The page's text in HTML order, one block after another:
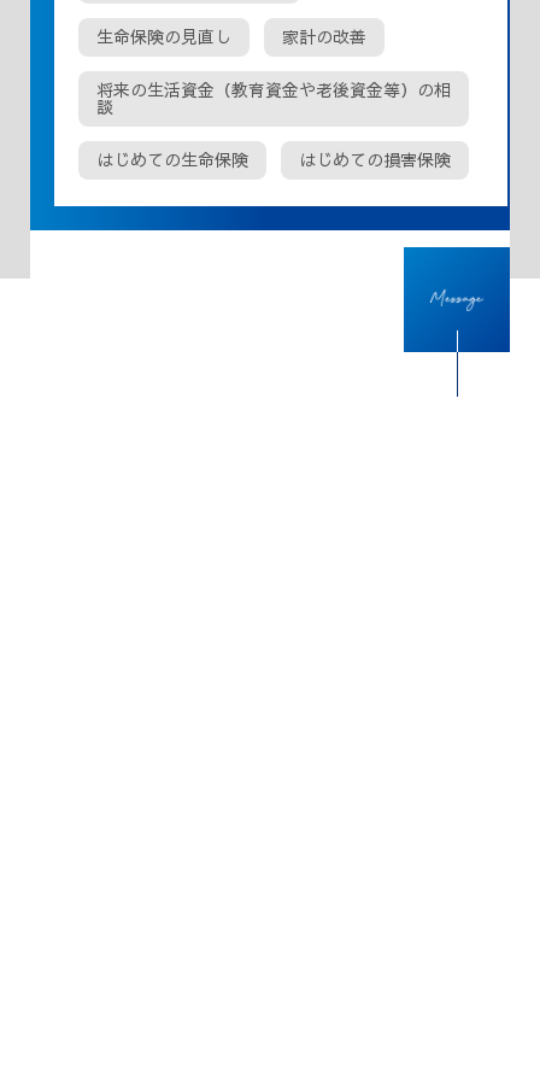
生命保険の見直し 家計の改善
将来の生活資金（教育資金や老後資金等）の相
談
はじめての生命保険 はじめての損害保険